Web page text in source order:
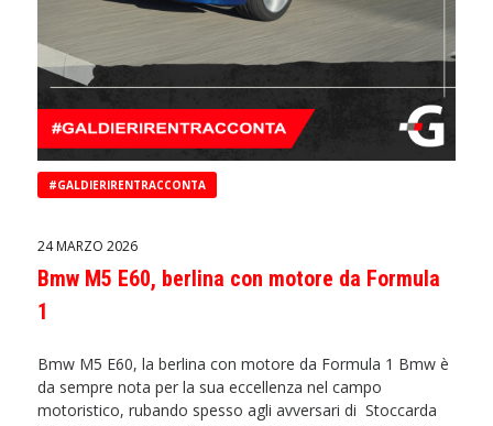
#GALDIERIRENTRACCONTA
24 MARZO 2026
Bmw M5 E60, berlina con motore da Formula
1
Bmw M5 E60, la berlina con motore da Formula 1 Bmw è
da sempre nota per la sua eccellenza nel campo
motoristico, rubando spesso agli avversari di Stoccarda